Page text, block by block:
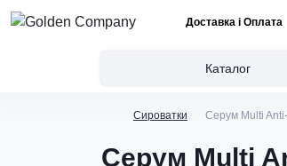
Доставка і Оплата
Каталог
Сироватки Серум Multi
Серум Multi